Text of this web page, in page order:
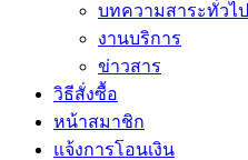
บทความสาระทั่วไป
งานบริการ
ข่าวสาร
วิธีสั่งซื้อ
หน้าสมาชิก
แจ้งการโอนเงิน